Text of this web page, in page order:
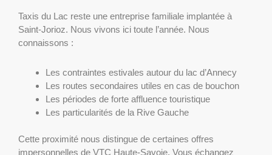
Taxis du Lac reste une entreprise familiale implantée à
Saint-Jorioz. Nous vivons ici toute l’année. Nous
connaissons :
Les contraintes estivales autour du lac d’Annecy
Les routes secondaires utiles en cas de bouchon
Les périodes de forte affluence touristique
Les particularités de la Rive Gauche
Cette proximité nous distingue de certaines offres
impersonnelles de VTC Haute-Savoie. Vous échangez